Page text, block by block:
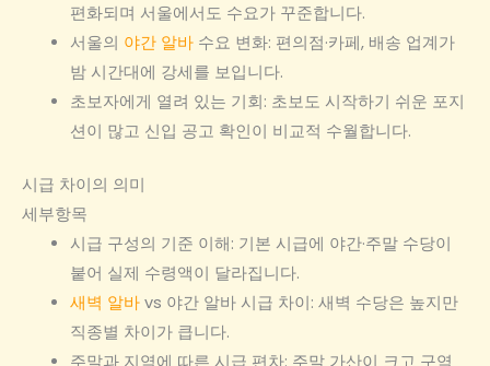
편화되며 서울에서도 수요가 꾸준합니다.
서울의 야간 알바수요 변화: 편의점·카페, 배송 업계가
밤 시간대에 강세를 보입니다.
초보자에게 열려 있는 기회: 초보도 시작하기 쉬운 포지
션이 많고 신입 공고 확인이 비교적 수월합니다.
시급 차이의 의미
세부항목
시급 구성의 기준 이해: 기본 시급에 야간·주말 수당이
붙어 실제 수령액이 달라집니다.
새벽 알바vs 야간 알바 시급 차이: 새벽 수당은 높지만
직종별 차이가 큽니다.
주말과 지역에 따른 시급 편차: 주말 가산이 크고 구역